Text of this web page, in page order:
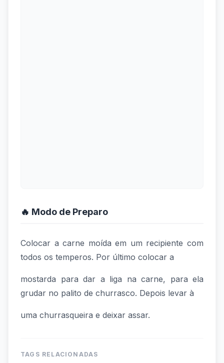
🔥 Modo de Preparo
Colocar a carne moída em um recipiente com
todos os temperos. Por último colocar a
mostarda para dar a liga na carne, para ela
grudar no palito de churrasco. Depois levar à
uma churrasqueira e deixar assar.
TAGS RELACIONADAS